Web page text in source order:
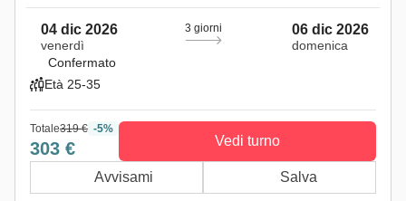
04 dic 2026
venerdì
3 giorni 06 dic 2026
domenica
Confermato
Età 25-35
Totale319 € -5%
303 € Vedi turno
Avvisami Salva